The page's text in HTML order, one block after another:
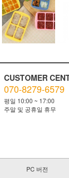
CUSTOMER
070-8279-6579
평일 10:00 ~ 17:00
주말 및 공휴일 휴무
PC 버전